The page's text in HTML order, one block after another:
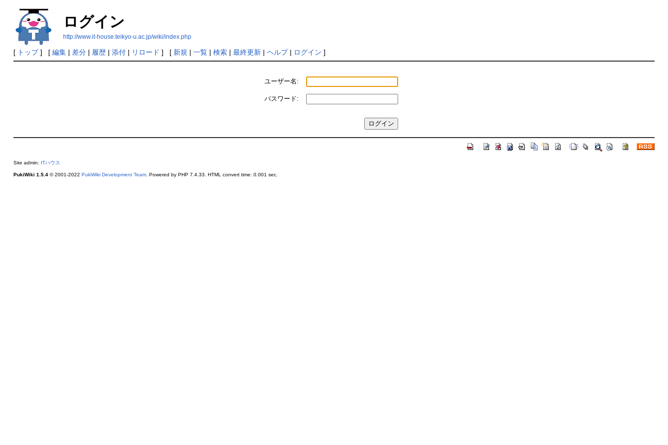
ログイン
http://www.it-house.teikyo-u.ac.jp/wiki/index.php
[ トップ] [ 編集| 差分| 履歴| 添付| リロード ] [ 新規 | 一覧| 検索| 最終更新| ヘルプ| ログイン ]
ユーザー名:
パスワード:
Site admin: ITハウス
PukiWiki 1.5.4© 2001-2022 PukiWiki Development Team. Powered by PHP 7.4.33. HTML convert time: 0.001 sec.